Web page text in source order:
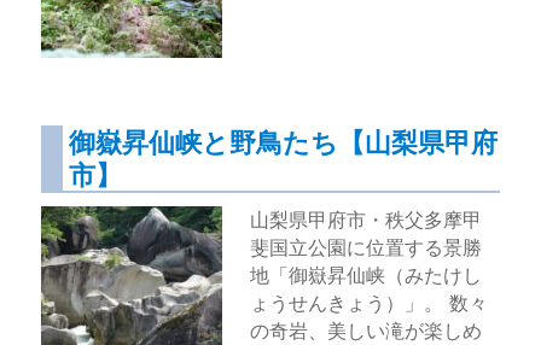
御嶽昇仙峡と野鳥たち【山梨県甲府
市】
山梨県甲府市・秩父多摩甲
斐国立公園に位置する景勝
地「御嶽昇仙峡（みたけし
ょうせんきょう）」。 数々
の奇岩、美しい滝が楽しめ